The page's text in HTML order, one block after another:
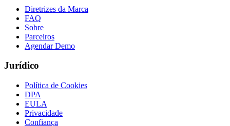
Diretrizes da Marca
FAQ
Sobre
Parceiros
Agendar Demo
Jurídico
Política de Cookies
DPA
EULA
Privacidade
Confiança